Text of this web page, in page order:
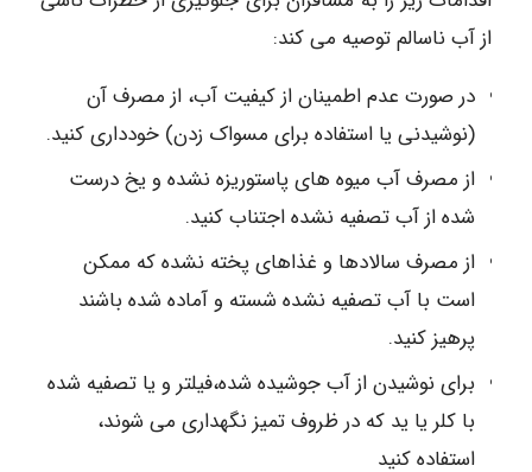
از آب ناسالم توصیه می کند:
در صورت عدم اطمینان از کیفیت آب، از مصرف آن
(نوشیدنی یا استفاده برای مسواک زدن) خودداری کنید.
از مصرف آب میوه های پاستوریزه نشده و یخ درست
شده از آب تصفیه نشده اجتناب کنید.
از مصرف سالادها و غذاهای پخته نشده که ممکن
است با آب تصفیه نشده شسته و آماده شده باشند
پرهیز کنید.
برای نوشیدن از آب جوشیده شده،فیلتر و یا تصفیه شده
با کلر یا ید که در ظروف تمیز نگهداری می شوند،
استفاده کنید